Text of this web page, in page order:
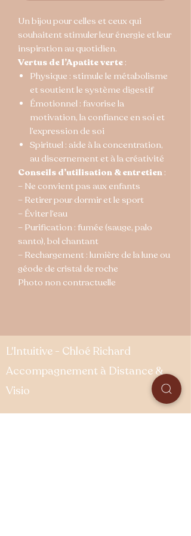
Un bijou pour celles et ceux qui
souhaitent stimuler leur énergie et leur
inspiration au quotidien.
Vertus de l’Apatite verte :
Physique : stimule le métabolisme
et soutient le système digestif
Émotionnel : favorise la
motivation, la confiance en soi et
l’expression de soi
Spirituel : aide à la concentration,
au discernement et à la créativité
Conseils d’utilisation & entretien :
– Ne convient pas aux enfants
– Retirer pour dormir et le sport
– Éviter l’eau
– Purification : fumée (sauge, palo
santo), bol chantant
– Rechargement : lumière de la lune ou
géode de cristal de roche
Photo non contractuelle
L'Intuitive - Chloé Richard
Accompagnement à Distance &
Visio